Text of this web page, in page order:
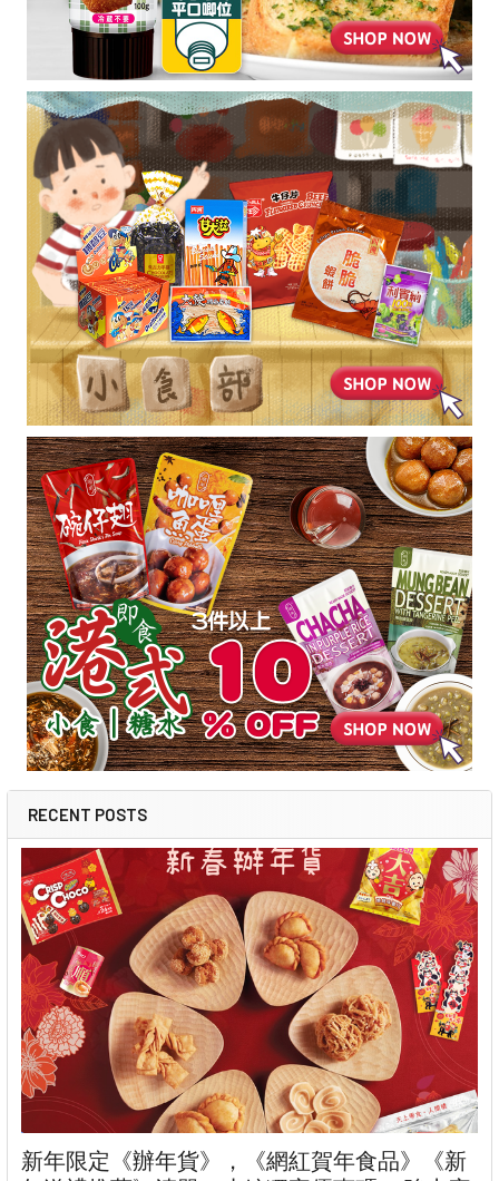
RECENT POSTS
新年限定《辦年貨》，《網紅賀年食品》《新